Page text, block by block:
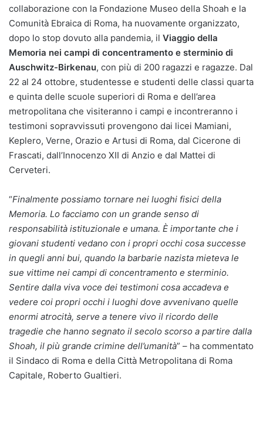
collaborazione con la Fondazione Museo della Shoah e la
Comunità Ebraica di Roma, ha nuovamente organizzato,
dopo lo stop dovuto alla pandemia, il Viaggio della
Memoria nei campi di concentramento e sterminio di
Auschwitz-Birkenau, con più di 200 ragazzi e ragazze. Dal
22 al 24 ottobre, studentesse e studenti delle classi quarta
e quinta delle scuole superiori di Roma e dell’area
metropolitana che visiteranno i campi e incontreranno i
testimoni sopravvissuti provengono dai licei Mamiani,
Keplero, Verne, Orazio e Artusi di Roma, dal Cicerone di
Frascati, dall’Innocenzo XII di Anzio e dal Mattei di
Cerveteri.
“Finalmente possiamo tornare nei luoghi fisici della
Memoria. Lo facciamo con un grande senso di
responsabilità istituzionale e umana. È importante che i
giovani studenti vedano con i propri occhi cosa successe
in quegli anni bui, quando la barbarie nazista mieteva le
sue vittime nei campi di concentramento e sterminio.
Sentire dalla viva voce dei testimoni cosa accadeva e
vedere coi propri occhi i luoghi dove avvenivano quelle
enormi atrocità, serve a tenere vivo il ricordo delle
tragedie che hanno segnato il secolo scorso a partire dalla
Shoah, il più grande crimine dell’umanità” – ha commentato
il Sindaco di Roma e della Città Metropolitana di Roma
Capitale, Roberto Gualtieri.